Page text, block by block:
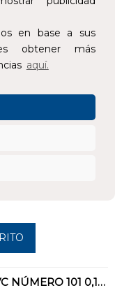
en base a sus
obtener más
aquí.
el proceso de
y los
CINTA AISLANTE PVC NÚMERO 101 0,15mm 19x10 VERDE